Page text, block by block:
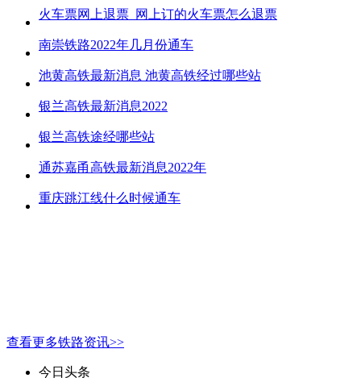
火车票网上退票_网上订的火车票怎么退票
南崇铁路2022年几月份通车
池黄高铁最新消息 池黄高铁经过哪些站
银兰高铁最新消息2022
银兰高铁途经哪些站
通苏嘉甬高铁最新消息2022年
重庆跳江线什么时候通车
查看更多铁路资讯>>
今日头条